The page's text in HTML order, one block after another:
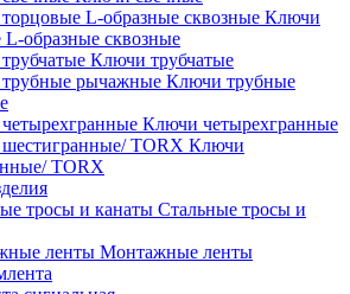
Ключи
L-образные сквозные
Ключи трубчатые
Ключи трубные
Ключи четырехгранные
Ключи
TORX
Стальные тросы и
Монтажные ленты